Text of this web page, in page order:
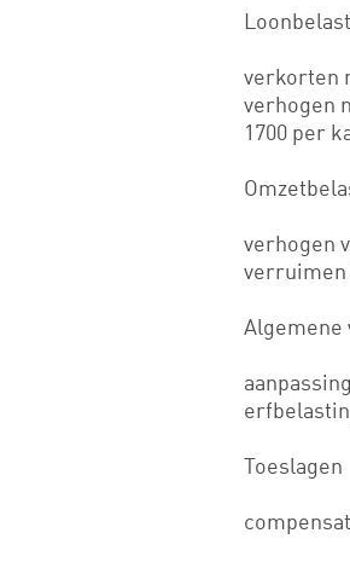
verkorten
verhogen
1700 per
verhogen
Algemene
Toeslagen